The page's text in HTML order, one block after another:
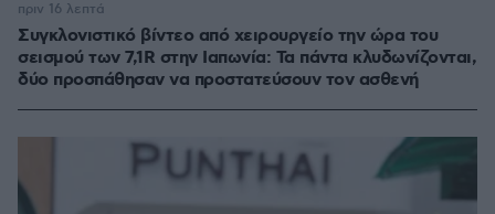
Συγκλονιστικό βίντεο από χειρουργείο την ώρα του
σεισμού των 7,1R στην Ιαπωνία: Τα πάντα κλυδωνίζονται,
δύο προσπάθησαν να προστατεύσουν τον ασθενή
πριν 16 λεπτά